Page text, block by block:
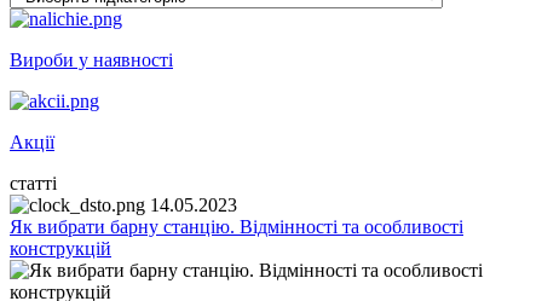
Вироби у наявності
Акції
статті
14.05.2023
Як вибрати барну станцію. Відмінності та особливості
конструкцій